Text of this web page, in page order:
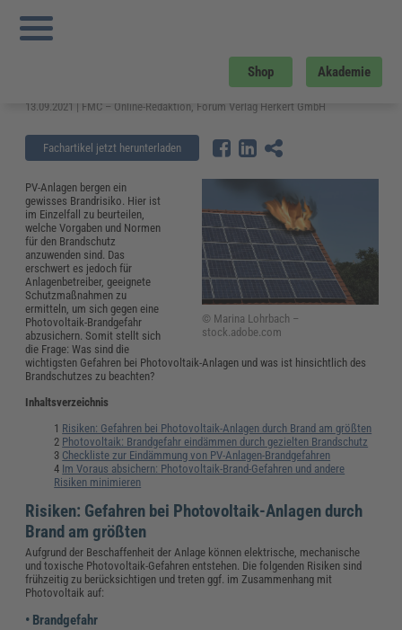
Shop Akademie
Sie sind hier:
Photovoltaik: Brandgefahr bei PV-Anlagen gezielt eindämmen
Photovoltaik: Brandgefahr bei PV-
Anlagen gezielt eindämmen
13.09.2021 | FMC – Online-Redaktion, Forum Verlag Herkert GmbH
Fachartikel jetzt herunterladen
© Marina Lohrbach –
stock.adobe.com
PV-Anlagen bergen ein
gewisses Brandrisiko. Hier ist
im Einzelfall zu beurteilen,
welche Vorgaben und Normen
für den Brandschutz
anzuwenden sind. Das
erschwert es jedoch für
Anlagenbetreiber, geeignete
Schutzmaßnahmen zu
ermitteln, um sich gegen eine
Photovoltaik-Brandgefahr
abzusichern. Somit stellt sich
die Frage: Was sind die
wichtigsten Gefahren bei Photovoltaik-Anlagen und was ist hinsichtlich des
Brandschutzes zu beachten?
Inhaltsverzeichnis
Risiken: Gefahren bei Photovoltaik-Anlagen durch Brand am größten
Photovoltaik: Brandgefahr eindämmen durch gezielten Brandschutz
Checkliste zur Eindämmung von PV-Anlagen-Brandgefahren
Im Voraus absichern: Photovoltaik-Brand-Gefahren und andere
Risiken minimieren
Risiken: Gefahren bei Photovoltaik-Anlagen durch
Brand am größten
Aufgrund der Beschaffenheit der Anlage können elektrische, mechanische
und toxische Photovoltaik-Gefahren entstehen. Die folgenden Risiken sind
frühzeitig zu berücksichtigen und treten ggf. im Zusammenhang mit
Photovoltaik auf:
• Brandgefahr